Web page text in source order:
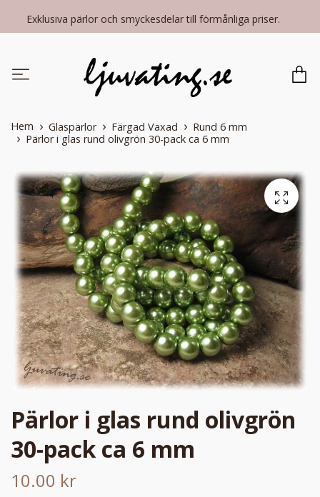
Exklusiva pärlor och smyckesdelar till förmånliga priser.
Hem Glaspärlor Färgad Vaxad
Rund 6 mm
Pärlor i glas rund olivgrön 30-pack ca 6 mm
Pärlor i glas rund olivgrön
30-pack ca 6 mm
10.00 kr